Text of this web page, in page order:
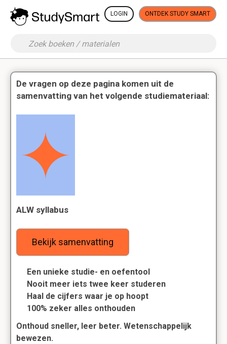
LOGIN ONTDEK STUDY SMART
De vragen op deze pagina komen uit de
samenvatting van het volgende studiemateriaal:
ALW syllabus
Bekijk samenvatting
Een unieke studie- en oefentool
Nooit meer iets twee keer studeren
Haal de cijfers waar je op hoopt
100% zeker alles onthouden
Onthoud sneller, leer beter. Wetenschappelijk
bewezen.